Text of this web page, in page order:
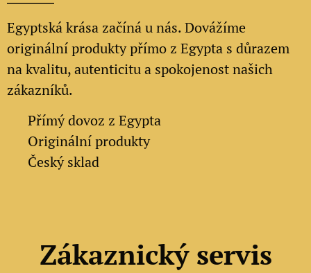
Egyptská krása začíná u nás. Dovážíme
originální produkty přímo z Egypta s důrazem
na kvalitu, autenticitu a spokojenost našich
zákazníků.
Přímý dovoz z Egypta
Originální produkty
✔ Český sklad
Zákaznický servis